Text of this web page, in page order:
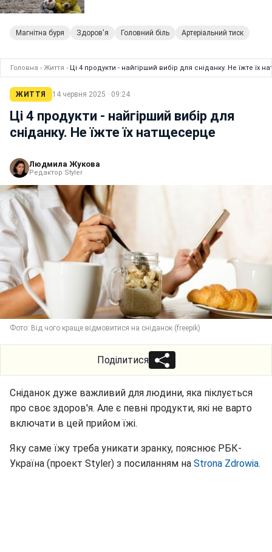
Магнітна буря Здоров'я Головний біль Артеріальний тиск
Головна › Життя › Ці 4 продукти - найгірший вибір для сніданку. Не їжте їх
ЖИТТЯ 14 червня 2025 · 09:24
Ці 4 продукти - найгірший вибір для
сніданку. Не їжте їх натщесерце
Людмила Жукова
Редактор Styler
Фото: Від чого краще відмовитися на сніданок (freepik)
Поділитися
Сніданок дуже важливий для людини, яка піклується
про своє здоров'я. Але є певні продукти, які не варто
включати в цей прийом їжі.
Яку саме їжу треба уникати зранку, пояснює РБК-
Україна (проект Styler) з посиланням на Strona Zdrowia.